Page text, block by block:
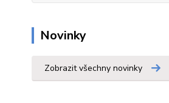
Novinky
Zobrazit všechny novinky